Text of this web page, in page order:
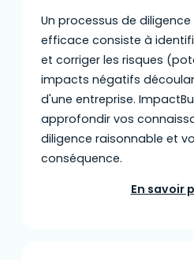
Un processus de
efficace consiste à
et corriger les risques
impacts négatifs
d'une entreprise.
approfondir vos
diligence raisonnable et
conséquence.
En savoir